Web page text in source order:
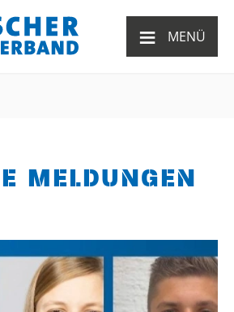
≡ MENÜ
MELDUNGEN